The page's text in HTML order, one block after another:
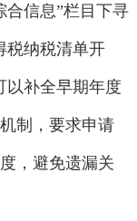
合信息”栏目下寻
税纳税清单开
以补全早期年度
制，要求申请
，避免遗漏关